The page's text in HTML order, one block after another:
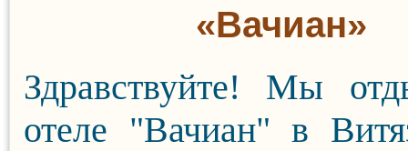
«Вачиан»
Здравствуйте! Мы
отеле "Вачиан" в